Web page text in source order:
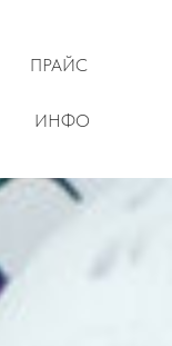
ПРАЙС
ИНФО